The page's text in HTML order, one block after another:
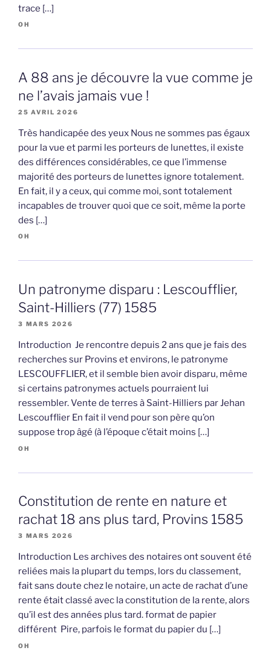
trace […]
OH
A 88 ans je découvre la vue comme je
ne l’avais jamais vue !
25 AVRIL 2026
Très handicapée des yeux Nous ne sommes pas égaux
pour la vue et parmi les porteurs de lunettes, il existe
des différences considérables, ce que l’immense
majorité des porteurs de lunettes ignore totalement.
En fait, il y a ceux, qui comme moi, sont totalement
incapables de trouver quoi que ce soit, même la porte
des […]
OH
Un patronyme disparu : Lescoufflier,
Saint-Hilliers (77) 1585
3 MARS 2026
Introduction Je rencontre depuis 2 ans que je fais des
recherches sur Provins et environs, le patronyme
LESCOUFFLIER, et il semble bien avoir disparu, même
si certains patronymes actuels pourraient lui
ressembler. Vente de terres à Saint-Hilliers par Jehan
Lescoufflier En fait il vend pour son père qu’on
suppose trop âgé (à l’époque c’était moins […]
OH
Constitution de rente en nature et
rachat 18 ans plus tard, Provins 1585
3 MARS 2026
Introduction Les archives des notaires ont souvent été
reliées mais la plupart du temps, lors du classement,
fait sans doute chez le notaire, un acte de rachat d’une
rente était classé avec la constitution de la rente, alors
qu’il est des années plus tard. format de papier
différent Pire, parfois le format du papier du […]
OH